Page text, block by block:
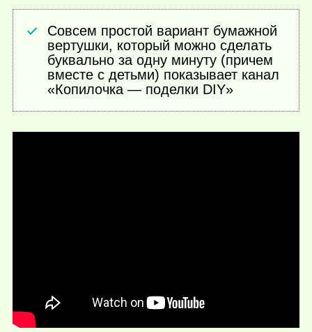
Совсем простой вариант бумажной
вертушки, который можно сделать
буквально за одну минуту (причем
вместе с детьми) показывает канал
«Копилочка — поделки DIY»